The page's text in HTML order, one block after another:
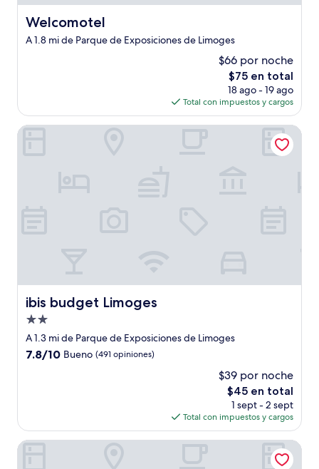
Welcomotel
Welcomotel
A 1.8 mi de Parque de Exposiciones de Limoges
$66 por noche
El
precio
actual
es
de
$75 en total
18 ago - 19 ago
Total con impuestos y cargos
ibis budget Limoges
ibis budget Limoges
Propiedad
de
2.0
A 1.3 mi de Parque de Exposiciones de Limoges
7.8
7.8/10 Bueno (491 opiniones)
$39 por noche
El
precio
actual
es
de
$45 en total
1 sept - 2 sept
Total con impuestos y cargos
ibis budget Limoges
Merveilleuses chambres d'hôtes à Panazol